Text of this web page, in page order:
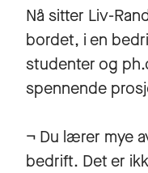
Nå sitter Liv-
bordet, i en
studenter og
spennende
¬ Du lærer mye
bedrift. Det er